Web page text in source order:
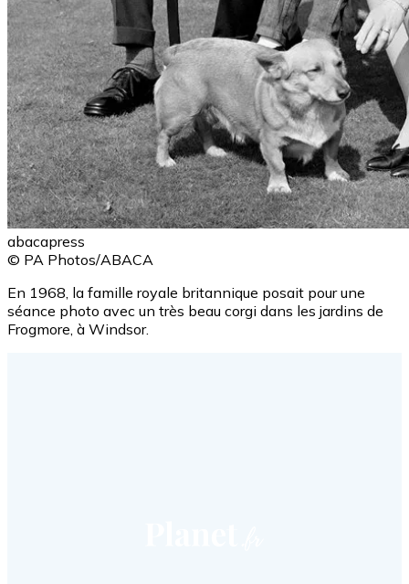
abacapress
© PA Photos/ABACA
En 1968, la famille royale britannique posait pour une
séance photo avec un très beau corgi dans les jardins de
Frogmore, à Windsor.